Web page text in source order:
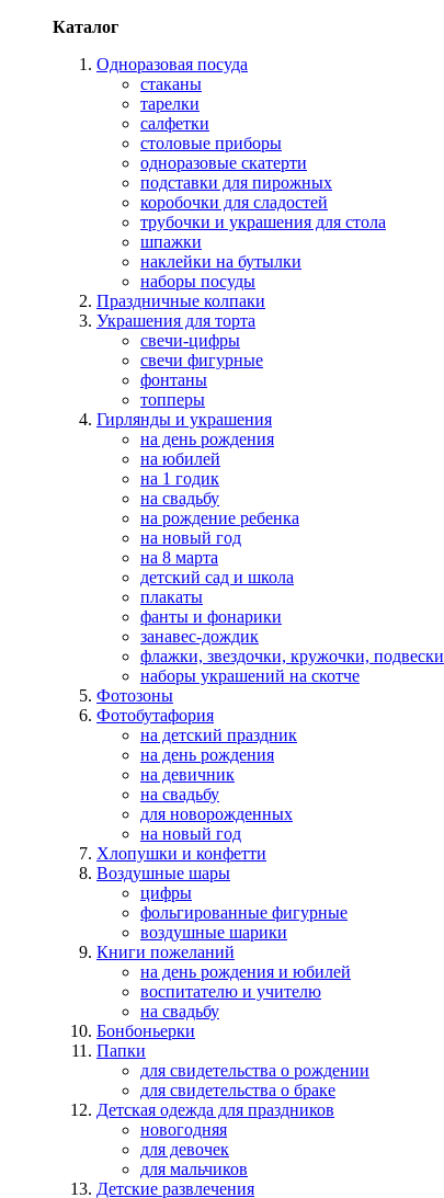
Каталог
Одноразовая посуда
стаканы
тарелки
салфетки
столовые приборы
одноразовые скатерти
подставки для пирожных
коробочки для сладостей
трубочки и украшения для стола
шпажки
наклейки на бутылки
наборы посуды
Праздничные колпаки
Украшения для торта
свечи-цифры
свечи фигурные
фонтаны
топперы
Гирлянды и украшения
на день рождения
на юбилей
на 1 годик
на свадьбу
на рождение ребенка
на новый год
на 8 марта
детский сад и школа
плакаты
фанты и фонарики
занавес-дождик
флажки, звездочки, кружочки, подвески
наборы украшений на скотче
Фотозоны
Фотобутафория
на детский праздник
на день рождения
на девичник
на свадьбу
для новорожденных
на новый год
Хлопушки и конфетти
Воздушные шары
цифры
фольгированные фигурные
воздушные шарики
Книги пожеланий
на день рождения и юбилей
воспитателю и учителю
на свадьбу
Бонбоньерки
Папки
для свидетельства о рождении
для свидетельства о браке
Детская одежда для праздников
новогодняя
для девочек
для мальчиков
Детские развлечения